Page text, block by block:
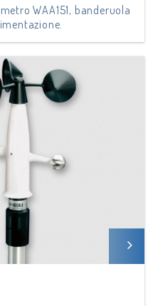
WAA151, banderuola